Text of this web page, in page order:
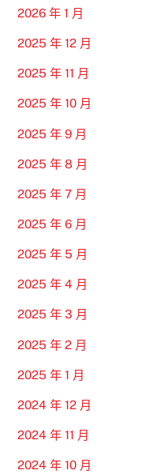
2026 年 1 月
2025 年 12 月
2025 年 11 月
2025 年 10 月
2025 年 9 月
2025 年 8 月
2025 年 7 月
2025 年 6 月
2025 年 5 月
2025 年 4 月
2025 年 3 月
2025 年 2 月
2025 年 1 月
2024 年 12 月
2024 年 11 月
2024 年 10 月